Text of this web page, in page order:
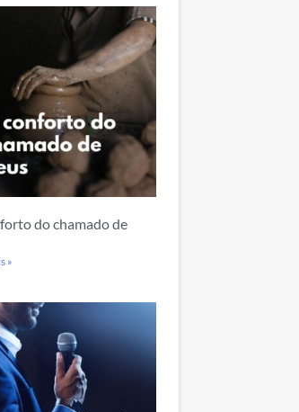
do chamado de
»